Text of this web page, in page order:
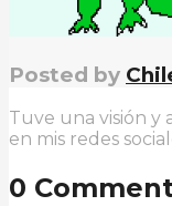
Posted by
Tuve una visión y
en mis redes
0